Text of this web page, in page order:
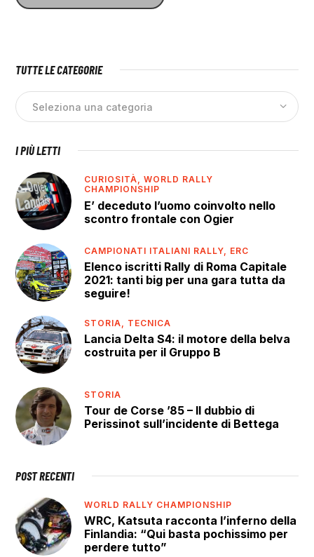
TUTTE LE CATEGORIE
I PIÙ LETTI
CURIOSITÀ,WORLD RALLY
CHAMPIONSHIP
E’ deceduto l’uomo coinvolto nello
scontro frontale con Ogier
CAMPIONATI ITALIANI RALLY, ERC
Elenco iscritti Rally di Roma Capitale
2021: tanti big per una gara tutta da
seguire!
STORIA, TECNICA
Lancia Delta S4: il motore della belva
costruita per il Gruppo B
STORIA
Tour de Corse ’85 – Il dubbio di
Perissinot sull’incidente di Bettega
POST RECENTI
WORLD RALLY CHAMPIONSHIP
WRC, Katsuta racconta l’inferno della
Finlandia: “Qui basta pochissimo per
perdere tutto”